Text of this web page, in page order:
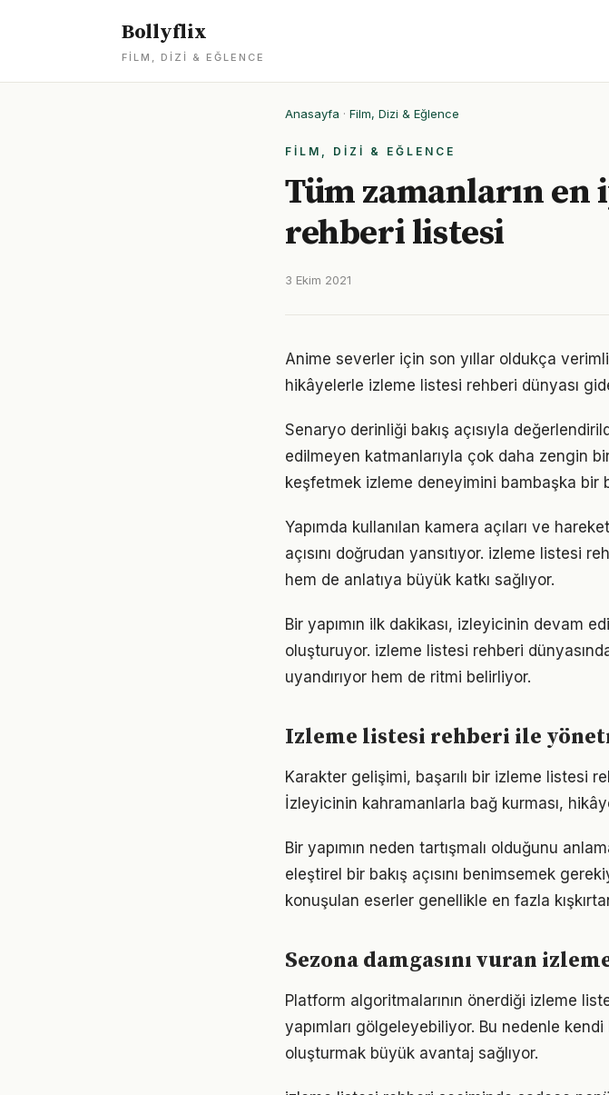
Bollyflix
FILM, DIZI & EĞLENCE
Anasayfa · Film, Dizi & Eğlence
FILM, DIZI & EĞLENCE
Tüm zamanların
rehberi listesi
3 Ekim 2021
Anime severler için son yıllar oldukça
hikâyelerle izleme listesi rehberi dünyası
Senaryo derinliği bakış açısıyla
edilmeyen katmanlarıyla çok daha zengin
keşfetmek izleme deneyimini bambaşka bir
Yapımda kullanılan kamera açıları ve
açısını doğrudan yansıtıyor. izleme listesi
hem de anlatıya büyük katkı sağlıyor.
Bir yapımın ilk dakikası, izleyicinin devam
oluşturuyor. izleme listesi rehberi
uyandırıyor hem de ritmi belirliyor.
Izleme listesi rehberi ile
Karakter gelişimi, başarılı bir izleme listesi
İzleyicinin kahramanlarla bağ kurması,
Bir yapımın neden tartışmalı olduğunu
eleştirel bir bakış açısını benimsemek
konuşulan eserler genellikle en fazla
Sezona damgasını vuran
Platform algoritmalarının önerdiği izleme
yapımları gölgeleyebiliyor. Bu nedenle
oluşturmak büyük avantaj sağlıyor.